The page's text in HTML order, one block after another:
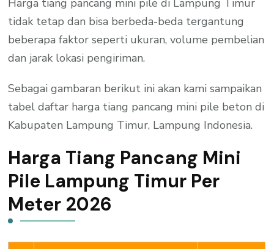
Harga tiang pancang mini pile di Lampung Timur
tidak tetap dan bisa berbeda-beda tergantung
beberapa faktor seperti ukuran, volume pembelian
dan jarak lokasi pengiriman.
Sebagai gambaran berikut ini akan kami sampaikan
tabel daftar harga tiang pancang mini pile beton di
Kabupaten Lampung Timur, Lampung Indonesia.
Harga Tiang Pancang Mini
Pile Lampung Timur Per
Meter 2026